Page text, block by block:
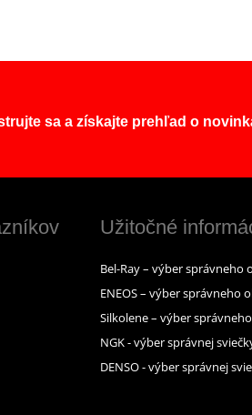
sa a získajte prehľad o
Užitočné
Bel-Ray – výber správneho
ENEOS – výber správneho
Silkolene – výber
NGK - výber správnej
DENSO - výber správnej